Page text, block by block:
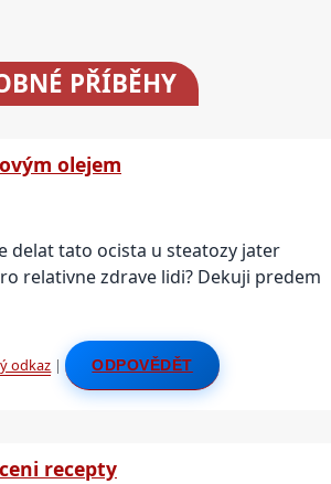
PŘÍBĚHY
olejem
delat tato ocista u steatozy jater
relativne zdrave lidi? Dekuji predem
odkaz | ODPOVĚDĚT
recepty